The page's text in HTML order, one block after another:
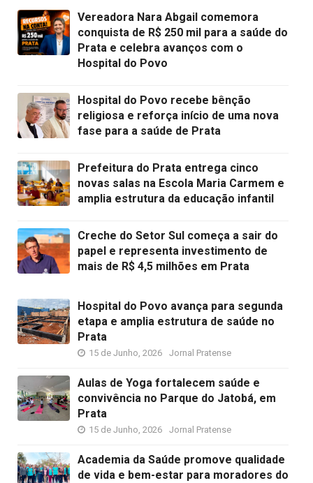
Vereadora Nara Abgail comemora
conquista de R$ 250 mil para a saúde do
Prata e celebra avanços com o
Hospital do Povo
Hospital do Povo recebe bênção
religiosa e reforça início de uma nova
fase para a saúde de Prata
Prefeitura do Prata entrega cinco
novas salas na Escola Maria Carmem e
amplia estrutura da educação infantil
Creche do Setor Sul começa a sair do
papel e representa investimento de
mais de R$ 4,5 milhões em Prata
Hospital do Povo avança para segunda
etapa e amplia estrutura de saúde no
Prata
15 de Junho, 2026 Jornal Pratense
Aulas de Yoga fortalecem saúde e
convivência no Parque do Jatobá, em
Prata
15 de Junho, 2026 Jornal Pratense
Academia da Saúde promove qualidade
de vida e bem-estar para moradores do